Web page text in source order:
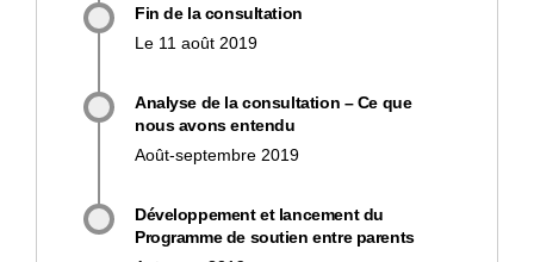
Fin de la consultation
Le 11 août 2019
Analyse de la consultation – Ce que
nous avons entendu
Août-septembre 2019
Développement et lancement du
Programme de soutien entre parents